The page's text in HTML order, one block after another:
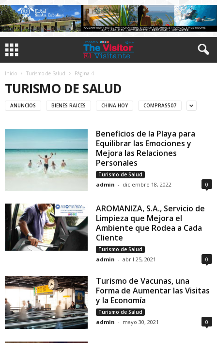
Inicio Turismo de Salud Página 4
TURISMO DE SALUD
ANUNCIOS BIENES RAICES CHINA HOY COMPRAS507
Beneficios de la Playa para
Equilibrar las Emociones y
Mejora las Relaciones
Personales
Turismo de Salud
admin - diciembre 18, 2022 0
AROMANIZA, S.A., Servicio de
Limpieza que Mejora el
Ambiente que Rodea a Cada
Cliente
Turismo de Salud
admin - abril 25, 2021 0
Turismo de Vacunas, una
Forma de Aumentar las Visitas
y la Economía
Turismo de Salud
admin - mayo 30, 2021 0